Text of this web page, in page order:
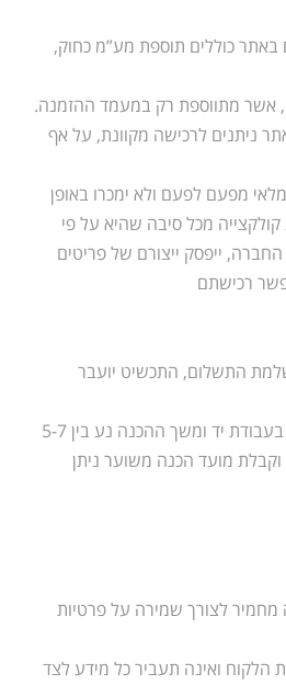
באתר כוללים תוספת מע”מ כחוק,
אשר מתווספת רק במעמד ההזמנה.
ניתנים לרכישה מקוונת, על אף
מפעם לפעם ולא ימכרו באופן
מכל סיבה שהיא על פי
ייפסק ייצורם של פריטים
רכישתם
התשלום, התכשיט יועבר
התכשיטים באתר עשויים בעבודת יד ומשך ההכנה נע בין 5-7
וקבלת מועד הכנה משוער ניתן
לצורך שמירה על פרטיות
ואינה תעביר כל מידע לצד